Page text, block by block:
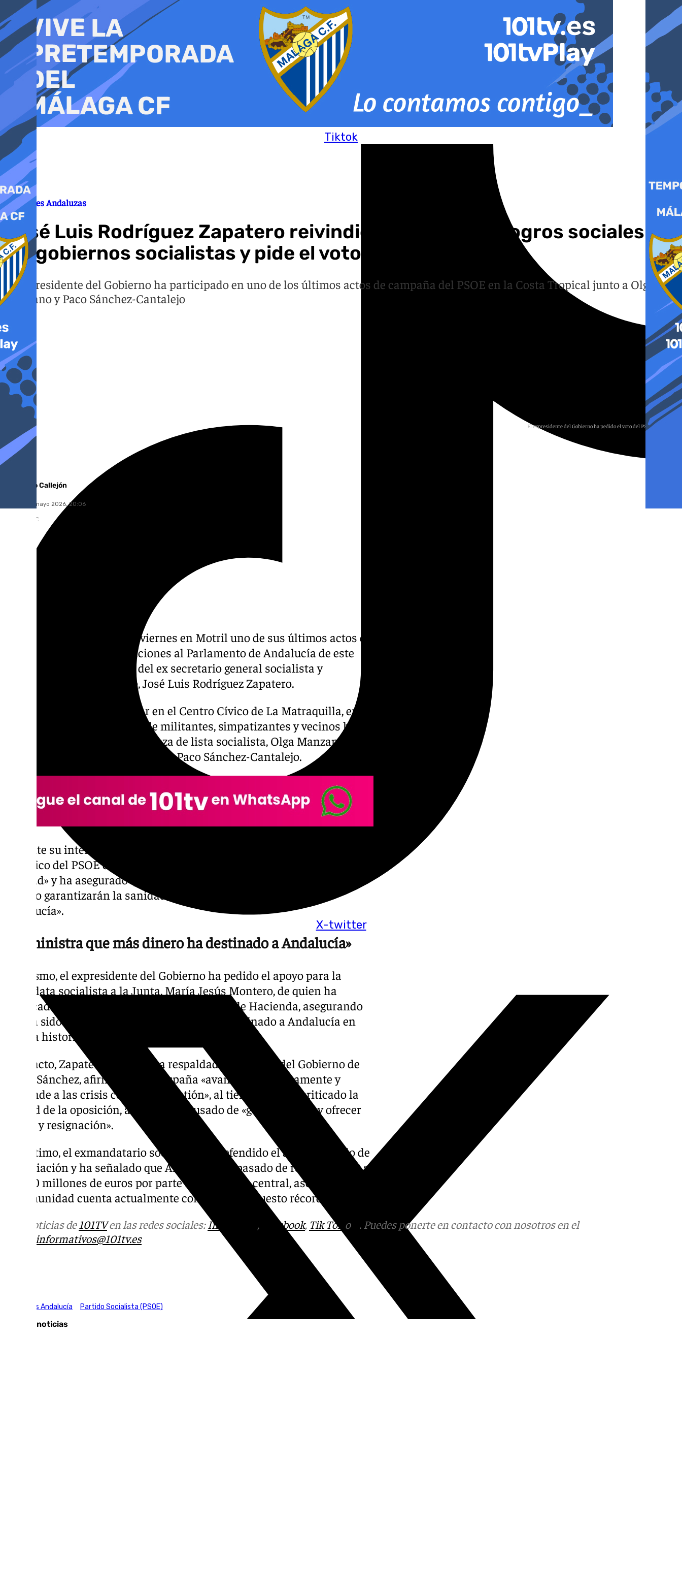
al
contenido
Tiktok
X-twitter
Elecciones Andaluzas
José Luis Rodríguez Zapatero reivindica en Motril los logros sociales de
los gobiernos socialistas y pide el voto para el PSOE
El expresidente del Gobierno ha participado en uno de los últimos actos de campaña del PSOE en la Costa Tropical junto a Olga
Manzano y Paco Sánchez-Cantalejo
El expresidente del Gobierno ha pedido el voto del PSOE en Motril.
Fernando Callejón
viernes, 15 mayo 2026, 20:06
Compartir:
El PSOE ha celebrado este viernes en Motril uno de sus últimos actos de
campaña antes de las elecciones al Parlamento de Andalucía de este
domingo con la presencia del ex secretario general socialista y
expresidente del Gobierno, José Luis Rodríguez Zapatero.
El encuentro ha tenido lugar en el Centro Cívico de La Matraquilla, en la
Plaza de la Coronación, donde militantes, simpatizantes y vecinos han
acompañado también a la cabeza de lista socialista, Olga Manzano, y al
candidato al Parlamento andaluz Paco Sánchez-Cantalejo.
Durante su intervención, Rodríguez Zapatero ha defendido el papel
histórico del PSOE como «un partido ligado al progreso, la dignidad y la
libertad» y ha asegurado que «solo la convicción y las ideas de este
partido garantizarán la sanidad, la educación y la vivienda en
Andalucía».
«La ministra que más dinero ha destinado a Andalucía»
Asimismo, el expresidente del Gobierno ha pedido el apoyo para la
candidata socialista a la Junta, María Jesús Montero, de quien ha
destacado su gestión al frente del Ministerio de Hacienda, asegurando
que ha sido «la ministra que más dinero ha destinado a Andalucía en
toda la historia democrática».
En el acto, Zapatero también ha respaldado la gestión del Gobierno de
Pedro Sánchez, afirmando que España «avanza económicamente y
responde a las crisis con rigor y gestión», al tiempo que ha criticado la
actitud de la oposición, a la que ha acusado de «generar ruido y ofrecer
miedo y resignación».
Por último, el exmandatario socialista ha defendido el actual modelo de
financiación y ha señalado que Andalucía ha pasado de recibir 37.000 a
56.000 millones de euros por parte del Ejecutivo central, asegurando que
la comunidad cuenta actualmente con «un presupuesto récord».
Más noticias de101TVen las redes sociales:Instagram , Facebook, Tik Tok o
. Puedes ponerte en contacto con nosotros en el
informativos@101tv.es
Elecciones Andalucía
Partido Socialista (PSOE)
Últimas noticias